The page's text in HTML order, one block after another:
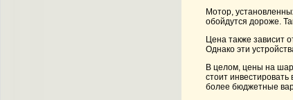
Мотор,
обойдутся дороже.
Цена также зависит
Однако эти
В целом, цены на
стоит
более бюджетные